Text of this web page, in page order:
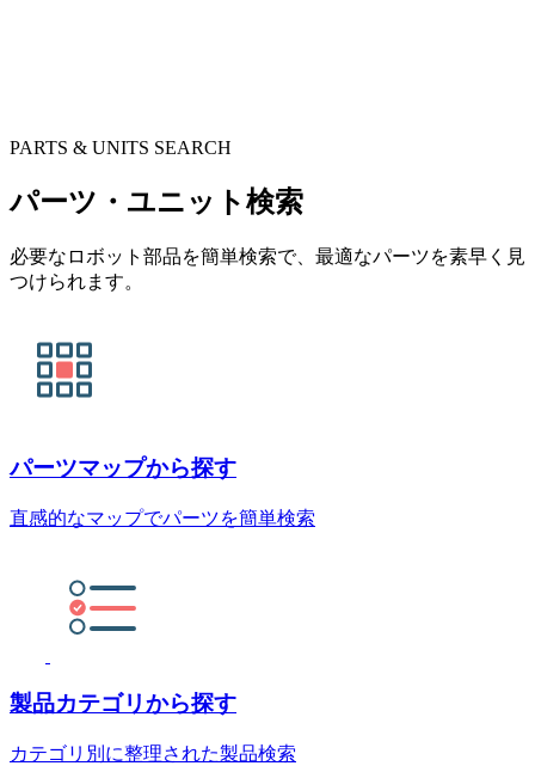
PARTS & UNITS SEARCH
パーツ・ユニット検索
必要なロボット部品を簡単検索で、最適なパーツを素早く見
つけられます。
パーツマップから探す
直感的なマップでパーツを簡単検索
製品カテゴリから探す
カテゴリ別に整理された製品検索